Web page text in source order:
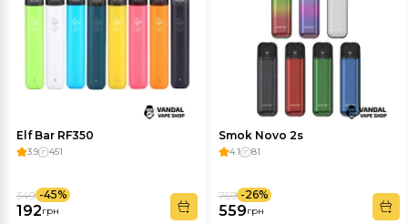
Elf Bar RF350
3.9 451
192грн
349 -45%
Smok Novo 2s
4.1 81
559грн
759 -26%